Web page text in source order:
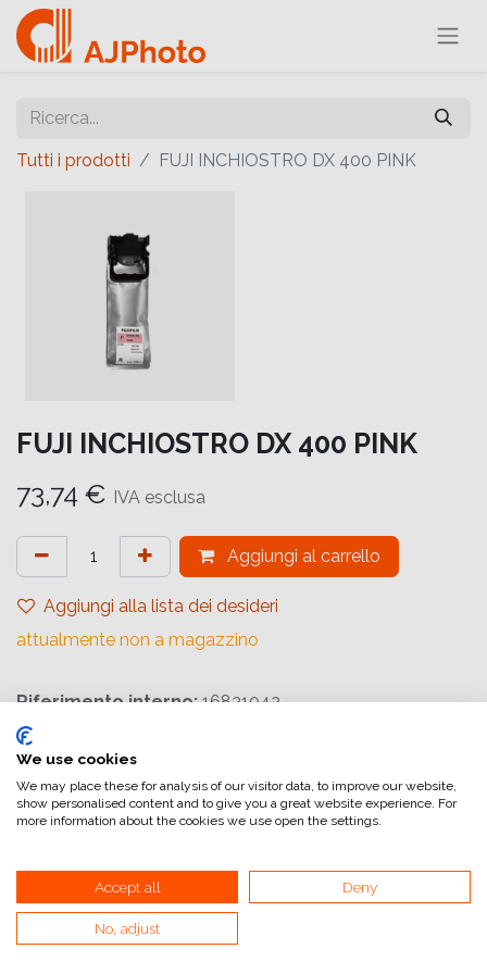
Tutti i prodotti FUJI INCHIOSTRO DX 400 PINK
FUJI INCHIOSTRO DX 400 PINK
73,74 € IVA esclusa
Aggiungi al carrello
Aggiungi alla lista dei desideri
attualmente non a magazzino
Riferimento interno:16821042
Inchiostri FUJIFILM proprietari ad alta
viscosità
We use cookies
We may place these for analysis of our visitor data, to improve our website,
show personalised content and to give you a great website experience. For
more information about the cookies we use open the settings.
Accept all Deny
No, adjust